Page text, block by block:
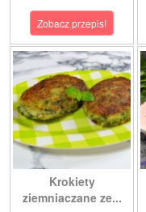
Zobacz przepis!
Krokiety
ziemniaczane ze...